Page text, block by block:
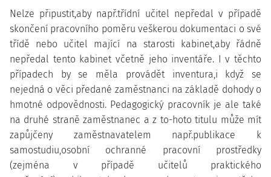
Nelze připustit,aby např.třídní učitel nepředal v případě
skončení pracovního poměru veškerou dokumentaci o své
třídě nebo učitel mající na starosti kabinet,aby řádně
nepředal tento kabinet včetně jeho inventáře. I v těchto
případech by se měla provádět inventura,i když se
nejedná o věci předané zaměstnanci na základě dohody o
hmotné odpovědnosti. Pedagogický pracovník je ale také
na druhé straně zaměstnanec a z to-hoto titulu může mít
zapůjčeny zaměstnavatelem např.publikace k
samostudiu,osobní ochranné pracovní prostředky
(zejména v případě učitelů praktického